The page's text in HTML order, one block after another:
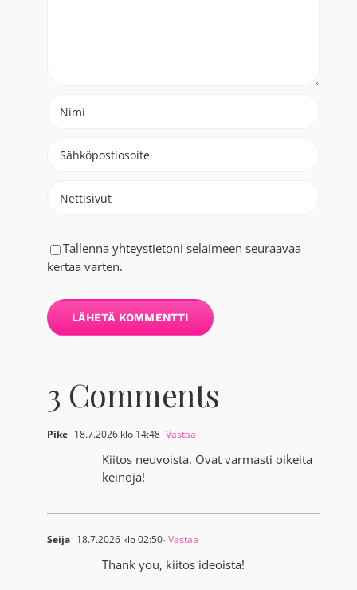
3 Comments
Pike 18.7.2026 klo 14:48- Vastaa
Kiitos neuvoista. Ovat varmasti oikeita
keinoja!
Seija 18.7.2026 klo 02:50- Vastaa
Thank you, kiitos ideoista!
Tallenna yhteystietoni selaimeen seuraavaa
kertaa varten.